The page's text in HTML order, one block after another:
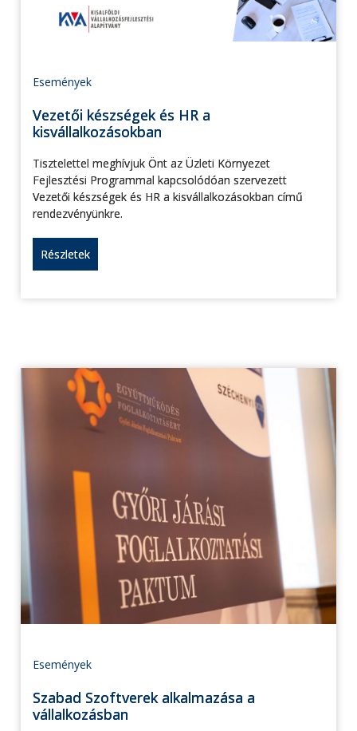
Események
Vezetői készségek és HR a
kisvállalkozásokban
Tisztelettel meghívjuk Önt az Üzleti Környezet
Fejlesztési Programmal kapcsolódóan szervezett
Vezetői készségek és HR a kisvállalkozásokban című
rendezvényünkre.
Részletek
Események
Szabad Szoftverek alkalmazása a
vállalkozásban